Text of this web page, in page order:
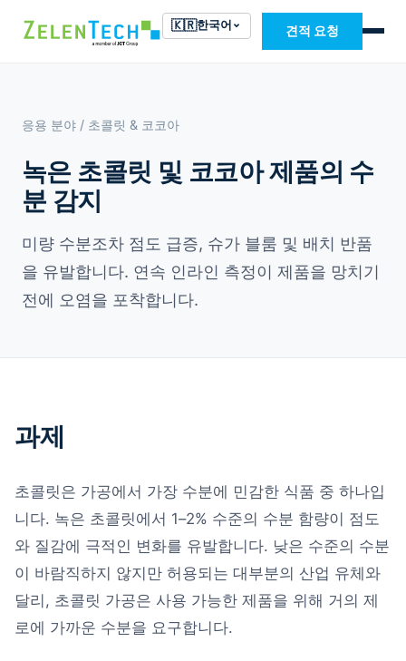
🇰🇷한국어 견적 요청
응용 분야 / 초콜릿 & 코코아
녹은 초콜릿 및 코코아 제품의 수
분 감지
미량 수분조차 점도 급증, 슈가 블룸 및 배치 반품
을 유발합니다. 연속 인라인 측정이 제품을 망치기
전에 오염을 포착합니다.
과제
초콜릿은 가공에서 가장 수분에 민감한 식품 중 하나입
니다. 녹은 초콜릿에서 1–2% 수준의 수분 함량이 점도
와 질감에 극적인 변화를 유발합니다. 낮은 수준의 수분
이 바람직하지 않지만 허용되는 대부분의 산업 유체와
달리, 초콜릿 가공은 사용 가능한 제품을 위해 거의 제
로에 가까운 수분을 요구합니다.